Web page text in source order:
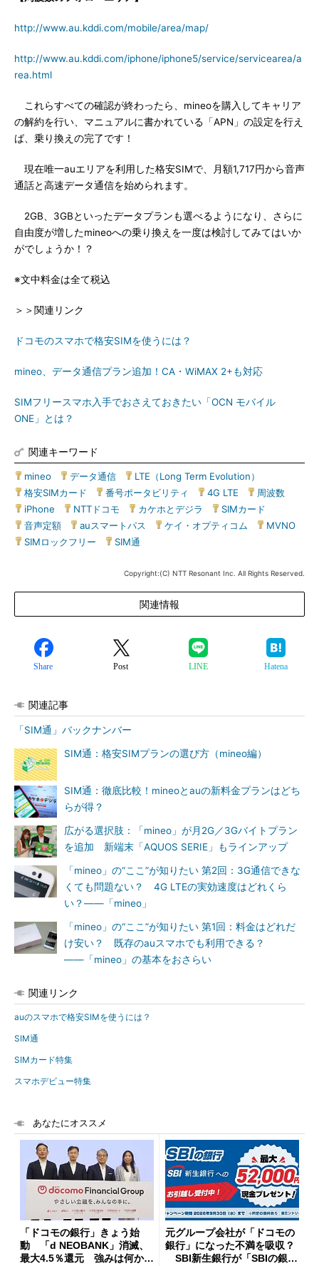
http://www.au.kddi.com/mobile/area/map/
http://www.au.kddi.com/iphone/iphone5/service/servicearea/a
rea.html
これらすべての確認が終わったら、mineoを購入してキャリア
の解約を行い、マニュアルに書かれている「APN」の設定を行え
ば、乗り換えの完了です！
現在唯一auエリアを利用した格安SIMで、月額1,717円から音声
通話と高速データ通信を始められます。
2GB、3GBといったデータプランも選べるようになり、さらに
自由度が増したmineoへの乗り換えを一度は検討してみてはいか
がでしょうか！？
※文中料金は全て税込
＞＞関連リンク
ドコモのスマホで格安SIMを使うには？
mineo、データ通信プラン追加！CA・WiMAX 2+も対応
SIMフリースマホ入手でおさえておきたい「OCN モバイル
ONE」とは？
関連キーワード
mineo データ通信 LTE（Long Term Evolution）
格安SIMカード
番号ポータビリティ 4G LTE 周波数
iPhone
NTTドコモ カケホとデジラ SIMカード
音声定額
auスマートパス ケイ・オプティコム MVNO
SIMロックフリー
SIM通
Copyright:(C) NTT Resonant Inc. All Rights Reserved.
関連情報
Share Post LINE Hatena
関連記事
「SIM通」バックナンバー
SIM通：格安SIMプランの選び方（mineo編）
SIM通：徹底比較！mineoとauの新料金プランはどち
らが得？
広がる選択肢：「mineo」が月2G／3Gバイトプラン
を追加 新端末「AQUOS SERIE」もラインアップ
「mineo」の“ここ”が知りたい 第2回：3G通信できな
くても問題ない？ 4G LTEの実効速度はどれくら
い？――「mineo」
「mineo」の“ここ”が知りたい 第1回：料金はどれだ
け安い？ 既存のauスマホでも利用できる？
――「mineo」の基本をおさらい
関連リンク
auのスマホで格安SIMを使うには？
SIM通
SIMカード特集
スマホデビュー特集
あなたにオススメ
「ドコモの銀行」きょう始
動 「d NEOBANK」消滅、
最大4.5％還元 強みは何か解
元グループ会社が「ドコモの
銀行」になった不満を吸収？
SBI新生銀行が「SBIの銀